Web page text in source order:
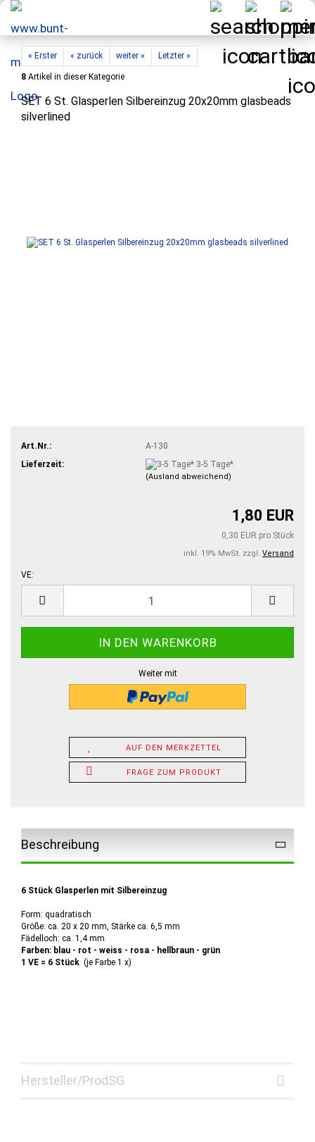
« Erster « zurück weiter » Letzter »
8 Artikel in dieser Kategorie
SET 6 St. Glasperlen Silbereinzug 20x20mm glasbeads
silverlined
Art.Nr.:
A-130
Lieferzeit:
3-5 Tage*
(Ausland abweichend)
1,80 EUR
0,30 EUR pro Stück
inkl. 19% MwSt. zzgl. Versand
VE:
Weiter mit
AUF DEN MERKZETTEL
FRAGE ZUM PRODUKT
Beschreibung
6 Stück Glasperlen mit Silbereinzug
Form: quadratisch
Größe: ca. 20 x 20 mm, Stärke ca. 6,5 mm
Fädelloch: ca. 1,4 mm
Farben: blau - rot - weiss - rosa - hellbraun - grün
1 VE = 6 Stück (je Farbe 1 x)
Hersteller/ProdSG